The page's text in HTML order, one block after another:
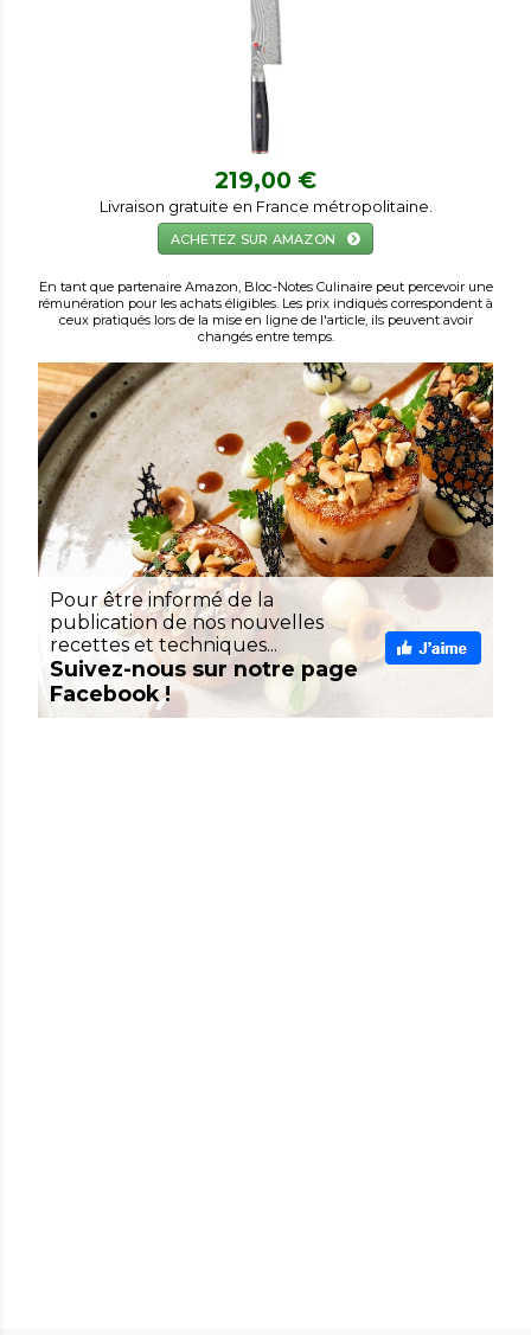
219,00 €
Livraison gratuite en France métropolitaine.
ACHETEZ SUR AMAZON
En tant que partenaire Amazon, Bloc-Notes Culinaire peut percevoir une
rémunération pour les achats éligibles. Les prix indiqués correspondent à
ceux pratiqués lors de la mise en ligne de l'article, ils peuvent avoir
changés entre temps.
Pour être informé de la
publication de nos nouvelles
recettes et techniques...
Suivez-nous sur notre page
Facebook !